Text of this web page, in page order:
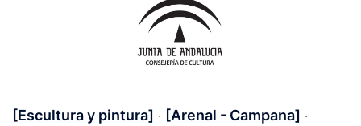
[Escultura y pintura] · [Arenal - Campana] ·